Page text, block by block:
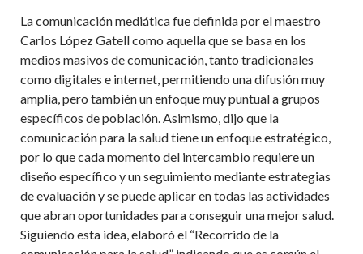
La comunicación mediática fue definida por el maestro
Carlos López Gatell como aquella que se basa en los
medios masivos de comunicación, tanto tradicionales
como digitales e internet, permitiendo una difusión muy
amplia, pero también un enfoque muy puntual a grupos
específicos de población. Asimismo, dijo que la
comunicación para la salud tiene un enfoque estratégico,
por lo que cada momento del intercambio requiere un
diseño específico y un seguimiento mediante estrategias
de evaluación y se puede aplicar en todas las actividades
que abran oportunidades para conseguir una mejor salud.
Siguiendo esta idea, elaboró el “Recorrido de la